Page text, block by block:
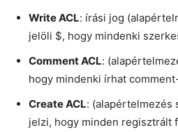
Write ACL: írási jog
jelöli $, hogy mindenki
Comment ACL:
hogy mindenki írhat
Create ACL: (alapértelmezés
jelzi, hogy minden regisztrált